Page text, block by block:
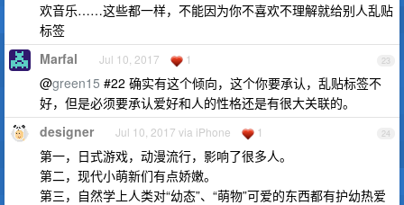
欢音乐……这些都一样，不能因为你不喜欢不理解就给别人乱贴
标签
23
Marfal Jul 10, 2017 1
@green15 #22 确实有这个倾向，这个你要承认，乱贴标签不
好，但是必须要承认爱好和人的性格还是有很大关联的。
24
designer Jul 10, 2017 via iPhone 1
第一，日式游戏，动漫流行，影响了很多人。
第二，现代小萌新们有点娇嫩。
第三，自然学上人类对“幼态”、“萌物”可爱的东西都有护幼热爱